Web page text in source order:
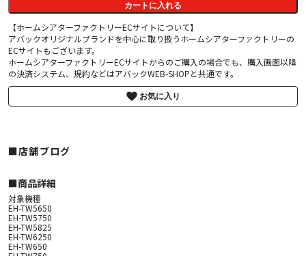
カートに入れる
【ホームシアターファクトリーECサイトについて】
アバックオリジナルブランドを中心に取り扱うホームシアターファクトリーの
ECサイトもございます。
ホームシアターファクトリーECサイトからのご購入の場合でも、購入画面以降
の決済システム、規約などはアバックWEB-SHOPと共通です。
お気に入り
■店舗ブログ
■︎商品詳細
対象機種
EH-TW5650
EH-TW5750
EH-TW5825
EH-TW6250
EH-TW650